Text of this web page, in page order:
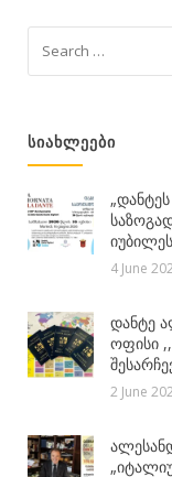
ᲡᲘᲐᲮᲚᲔᲔᲑᲘ
4 June
დანტე
ოფისი
2 June